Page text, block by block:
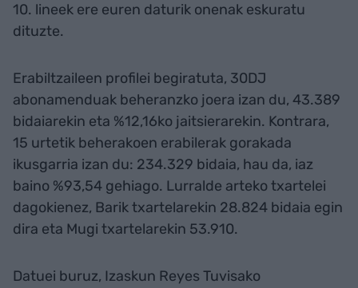
10. lineek ere euren daturik onenak eskuratu
dituzte.
Erabiltzaileen profilei begiratuta, 30DJ
abonamenduak beheranzko joera izan du, 43.389
bidaiarekin eta %12,16ko jaitsierarekin. Kontrara,
15 urtetik beherakoen erabilerak gorakada
ikusgarria izan du: 234.329 bidaia, hau da, iaz
baino %93,54 gehiago. Lurralde arteko txartelei
dagokienez, Barik txartelarekin 28.824 bidaia egin
dira eta Mugi txartelarekin 53.910.
Datuei buruz, Izaskun Reyes Tuvisako